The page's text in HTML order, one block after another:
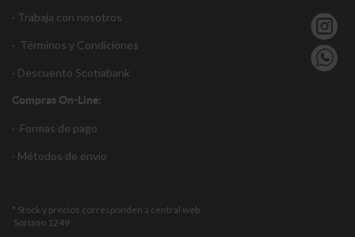
· Trabaja con nosotros
· Términos y Condiciones
· Descuento Scotiabank
Compras On-Line:
· Formas de pago
· Métodos de envío
* Stock y precios corresponden a central web
Soriano 1249